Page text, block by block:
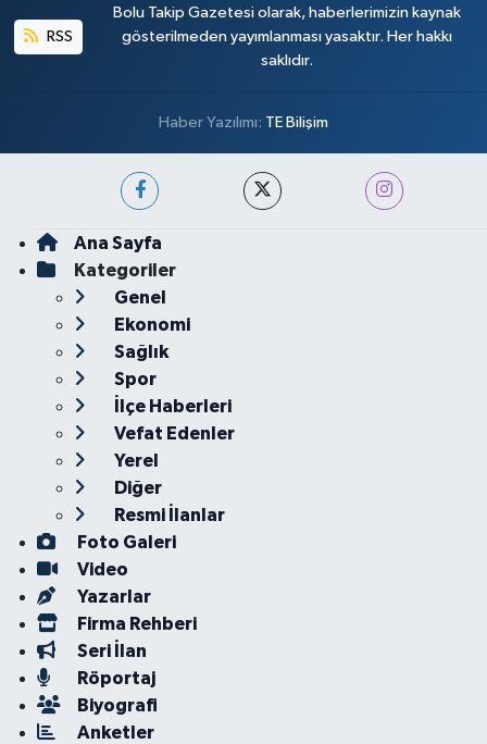
RSS
Bolu Takip Gazetesi olarak, haberlerimizin kaynak
gösterilmeden yayımlanması yasaktır. Her hakkı
saklıdır.
Haber Yazılımı: TE Bilişim
Ana Sayfa
Kategoriler
Genel
Ekonomi
Sağlık
Spor
İlçe Haberleri
Vefat Edenler
Yerel
Diğer
Resmi İlanlar
Foto Galeri
Video
Yazarlar
Firma Rehberi
Seri İlan
Röportaj
Biyografi
Anketler